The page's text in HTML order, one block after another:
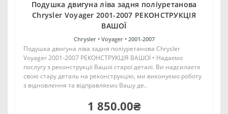
Подушка двигуна ліва задня поліуретанова
Chrysler Voyager 2001-2007 РЕКОНСТРУКЦІЯ
ВАШОЇ
Chrysler • Voyager • 2001-2007
Подушка двигуна ліва задня поліуретанова Chrysler
Voyager 2001-2007 РЕКОНСТРУКЦІЯ ВАШОЇ • Надаємо
послугу з реконструкції Вашої старої деталі. Ви надсилаєте
свою стару деталь на реконструкцію, ми виконуємо роботу
з відновлення та відправляємо Вашу де..
1 850.00₴